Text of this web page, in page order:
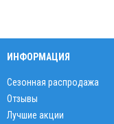
ИНФОРМАЦИЯ
Сезонная распродажа
Отзывы
Лучшие акции